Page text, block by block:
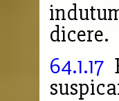
dicere.
64.1.17